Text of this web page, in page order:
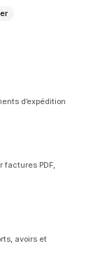
d’expédition
factures PDF,
avoirs et